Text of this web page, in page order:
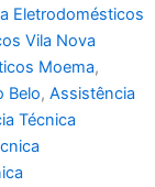
Eletrodomésticos
Vila Nova
Moema,
Belo, Assistência
Técnica